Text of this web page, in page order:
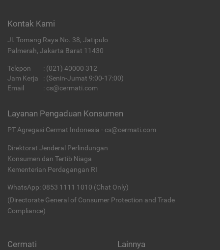
Kontak Kami
Jl. Tomang Raya No. 38, Jatipulo
Palmerah, Jakarta Barat 11430
Telepon : (021) 40000 312
Jam Kerja
: (Senin-Jumat 9:00-17:00)
Email
: cs@cermati.com
Layanan Pengaduan Konsumen
PT Agregasi Cermat Indonesia - cs@cermati.com
Direktorat Jenderal Perlindungan
Konsumen dan Tertib Niaga
Kementerian Perdagangan RI
WhatsApp: 0853 1111 1010 (Chat Only)
(Directorate General of Consumer Protection and Trade
Compliance)
Cermati Lainnya